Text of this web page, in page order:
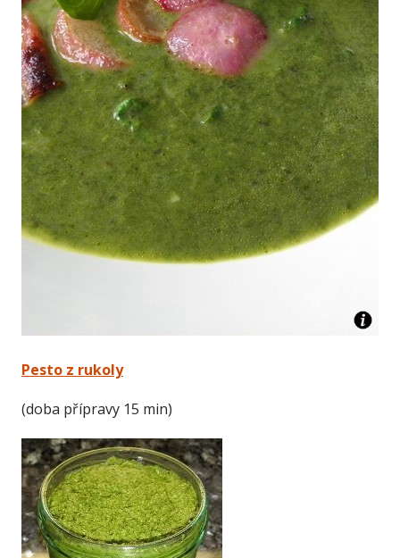
Pesto z rukoly
(doba přípravy 15 min)